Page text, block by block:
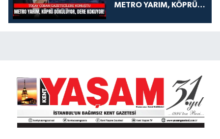
METRO YARIM, KÖPRÜ
KOKUYOR!